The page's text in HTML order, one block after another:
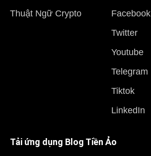
Thuật Ngữ Crypto
Facebook
Twitter
Youtube
Telegram
Tiktok
LinkedIn
Tải ứng dụng Blog Tiền Ảo